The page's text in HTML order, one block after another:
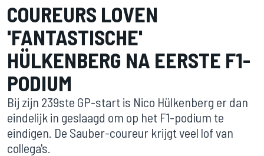
COUREURS LOVEN
'FANTASTISCHE'
HÜLKENBERG NA EERSTE F1-
PODIUM
Bij zijn 239ste GP-start is Nico Hülkenberg er dan
eindelijk in geslaagd om op het F1-podium te
eindigen. De Sauber-coureur krijgt veel lof van
collega's.